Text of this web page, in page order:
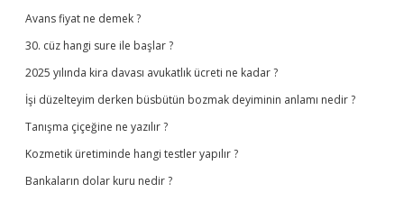
Avans fiyat ne demek ?
30. cüz hangi sure ile başlar ?
2025 yılında kira davası avukatlık ücreti ne kadar ?
İşi düzelteyim derken büsbütün bozmak deyiminin anlamı nedir ?
Tanışma çiçeğine ne yazılır ?
Kozmetik üretiminde hangi testler yapılır ?
Bankaların dolar kuru nedir ?